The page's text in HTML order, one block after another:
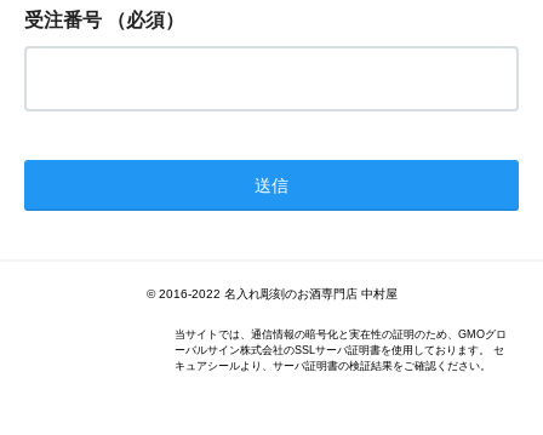
受注番号 （必須）
© 2016-2022 名入れ彫刻のお酒専門店 中村屋
当サイトでは、通信情報の暗号化と実在性の証明のため、GMOグロ
ーバルサイン株式会社のSSLサーバ証明書を使用しております。 セ
キュアシールより、サーバ証明書の検証結果をご確認ください。